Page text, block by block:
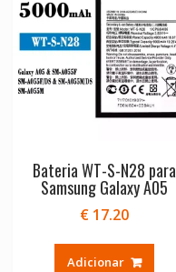
Bateria WT-S-N28 para
Samsung Galaxy A05
€17.20
Adicionar